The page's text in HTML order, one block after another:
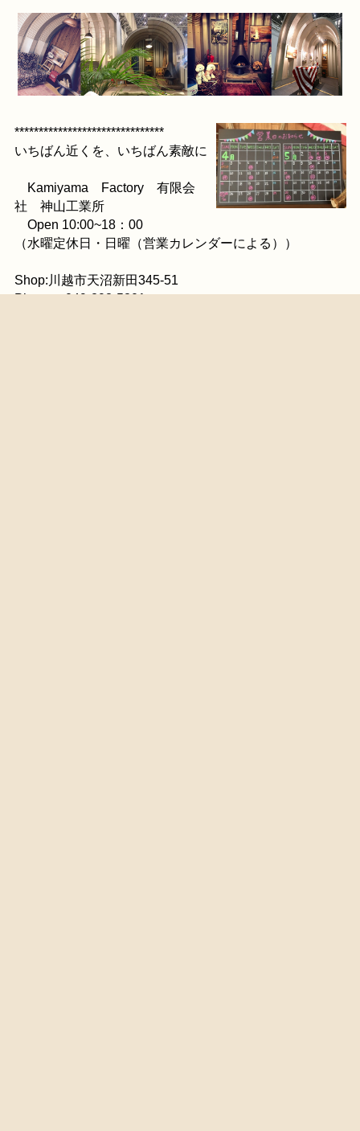
*******************************
いちばん近くを、いちばん素敵に
Kamiyama Factory 有限会
社 神山工業所
Open 10:00~18：00
（水曜定休日・日曜（営業カレンダーによる））
Shop:川越市天沼新田345-51
Phone：049-298-5201